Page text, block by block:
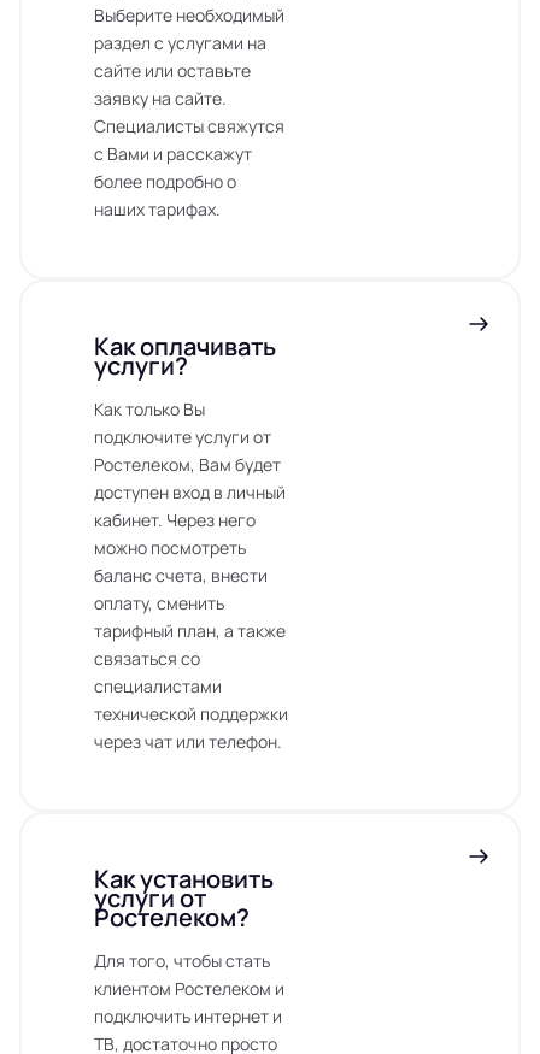
Выберите необходимый
раздел с услугами на
сайте или оставьте
заявку на сайте.
Специалисты свяжутся
с Вами и расскажут
более подробно о
наших тарифах.
Как оплачивать
услуги?
Как только Вы
подключите услуги от
Ростелеком, Вам будет
доступен вход в личный
кабинет. Через него
можно посмотреть
баланс счета, внести
оплату, сменить
тарифный план, а также
связаться со
специалистами
технической поддержки
через чат или телефон.
Как установить
услуги от
Ростелеком?
Для того, чтобы стать
клиентом Ростелеком и
подключить интернет и
ТВ, достаточно просто